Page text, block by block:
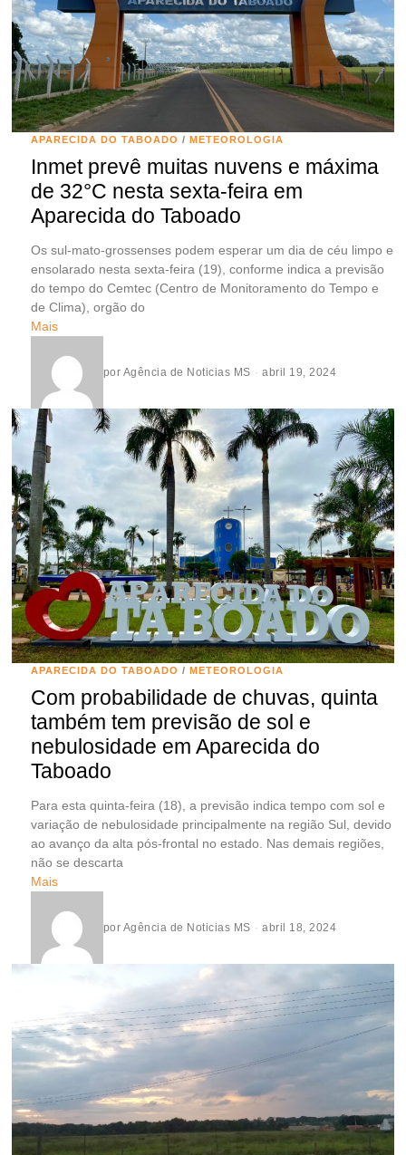
APARECIDA DO TABOADO / METEOROLOGIA
Inmet prevê muitas nuvens e máxima
de 32°C nesta sexta-feira em
Aparecida do Taboado
Os sul-mato-grossenses podem esperar um dia de céu limpo e
ensolarado nesta sexta-feira (19), conforme indica a previsão
do tempo do Cemtec (Centro de Monitoramento do Tempo e
de Clima), orgão do
Mais
por Agência de Noticias MS abril 19, 2024
APARECIDA DO TABOADO / METEOROLOGIA
Com probabilidade de chuvas, quinta
também tem previsão de sol e
nebulosidade em Aparecida do
Taboado
Para esta quinta-feira (18), a previsão indica tempo com sol e
variação de nebulosidade principalmente na região Sul, devido
ao avanço da alta pós-frontal no estado. Nas demais regiões,
não se descarta
Mais
por Agência de Noticias MS abril 18, 2024